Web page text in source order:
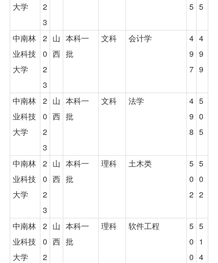
大学
2
3
5 5
中南林
业科技
大学
2
0
2
3
山
西
本科一
批
文科 会计学
4
9
7
4
9
9
中南林
业科技
大学
2
0
2
3
山
西
本科一
批
文科 法学
4
9
8
5
0
5
中南林
业科技
大学
2
0
2
3
山
西
本科一
批
理科 土木类
5
0
2
5
0
2
中南林
业科技
大学
2
0
2
山
西
本科一
批
理科 软件工程
5
0
0
5
1
4